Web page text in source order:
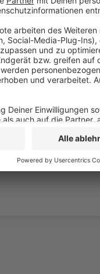
Ray Dalton und Alvaro
landet bei uns in der
Anzeige